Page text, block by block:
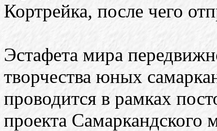
Кортрейка, после чего
Эстафета мира
творчества юных
проводится в рамках
проекта Самаркандского